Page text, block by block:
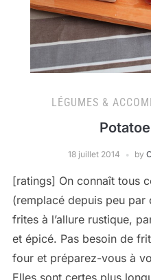
LÉGUMES &
18 juillet 2014 by
[ratings] On connaît tous
(remplacé depuis peu par
frites à l’allure rustique,
et épicé. Pas besoin de
four et préparez-vous à
Elles sont certes plus